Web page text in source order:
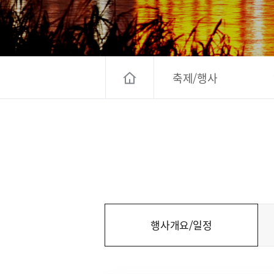
고양컨벤션뷰로
경기관광
대한민국 구석
축제/행사
행사개요/일정